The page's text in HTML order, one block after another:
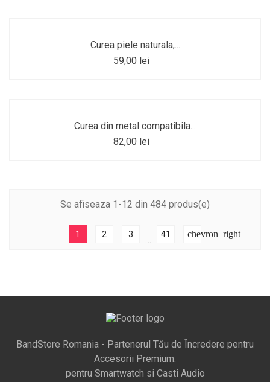
Curea piele naturala,...
59,00 lei
Curea din metal compatibila...
82,00 lei
Se afiseaza 1-12 din 484 produs(e)
1 2 3 41 chevron_right
BandStore Romania - Partenerul Tău de Încredere pentru
Accesorii Premium.
pentru Smartwatch si Casti Audio